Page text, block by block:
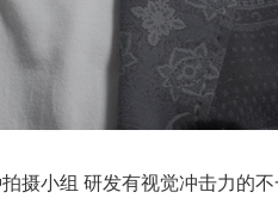
小组 研发有视觉冲击力的不